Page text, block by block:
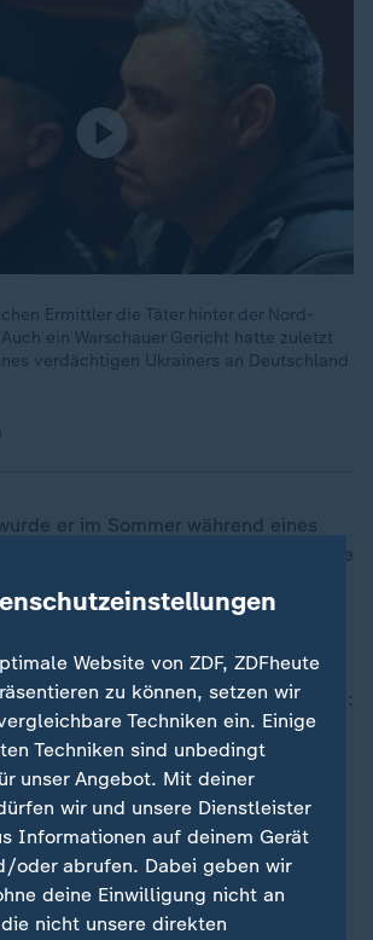
Ermittler die Täter hinter der Nord-
ein Warschauer Gericht hatte zuletzt
verdächtigen Ukrainers an Deutschland
er im Sommer während eines
der Adria. K. bestreitet die Vorwürfe
war er wegen vermeintlich
im Hungerstreik. Der
seine Entscheidung erst später
Der italienische Anwalt des
Canestrini, sagte zu der Auslieferung:
Enttäuschung auch ist:
auf einen Freispruch in
Website von ZDF, ZDFheute
zu können, setzen wir
Techniken ein. Einige
Techniken sind unbedingt
unser Angebot. Mit deiner
wir und unsere Dienstleister
Informationen auf deinem Gerät
oder abrufen. Dabei geben wir
deine Einwilligung nicht an
nicht unsere direkten